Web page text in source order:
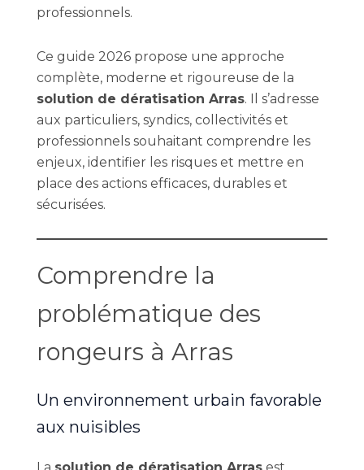
professionnels.
Ce guide 2026 propose une approche
complète, moderne et rigoureuse de la
solution de dératisation Arras. Il s’adresse
aux particuliers, syndics, collectivités et
professionnels souhaitant comprendre les
enjeux, identifier les risques et mettre en
place des actions efficaces, durables et
sécurisées.
Comprendre la
problématique des
rongeurs à Arras
Un environnement urbain favorable
aux nuisibles
La solution de dératisation Arras est